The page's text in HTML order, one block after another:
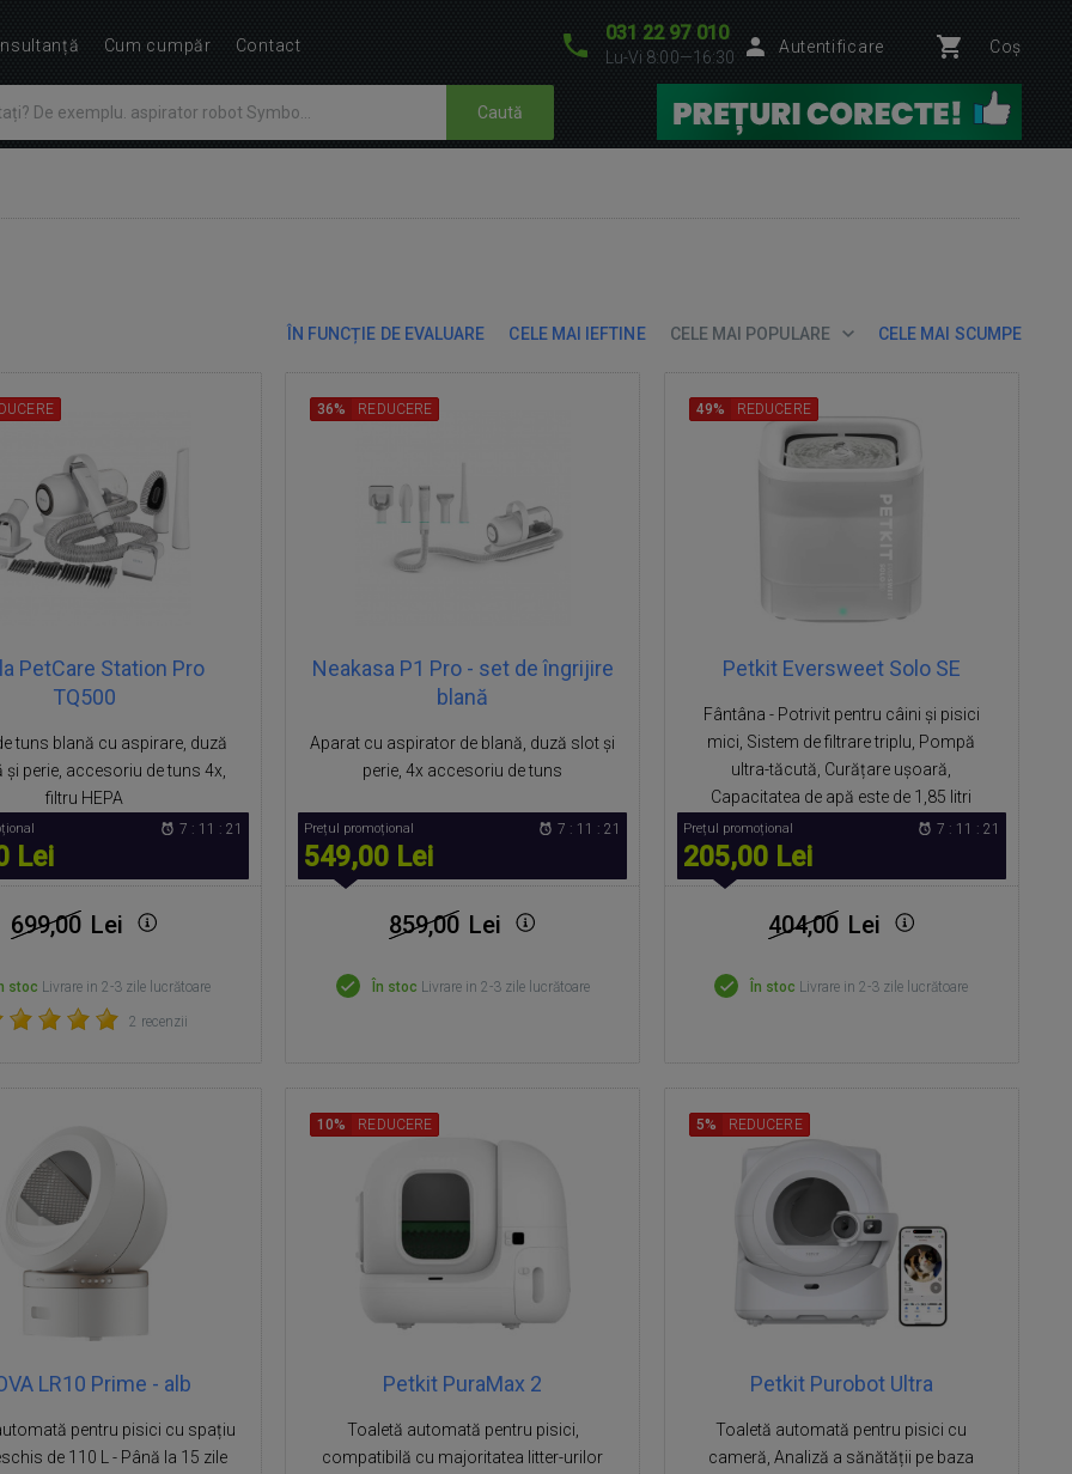
031 22 97 010
Lu-Vi 8:00—16:30
Autentificare Coș
Caută
ÎN FUNCȚIE DE EVALUARE CELE MAI IEFTINE CELE MAI POPULARE CELE MAI SCUMPE
PetCare Station Pro
TQ500
tuns blană cu aspirare, duză
și perie, accesoriu de tuns 4x,
filtru HEPA
Lei
7 : 11 : 20
699,00 Lei
stoc Livrare in 2-3 zile lucrătoare
2 recenzii
Neakasa P1 Pro - set de îngrijire
blană
Aparat cu aspirator de blană, duză slot și
perie, 4x accesoriu de tuns
36% REDUCERE
Prețul promoțional
549,00 Lei
7 : 11 : 20
859,00 Lei
În stoc Livrare in 2-3 zile lucrătoare
Petkit Eversweet Solo SE
Fântâna - Potrivit pentru câini și pisici
mici, Sistem de filtrare triplu, Pompă
ultra-tăcută, Curățare ușoară,
Capacitatea de apă este de 1,85 litri
49% REDUCERE
Prețul promoțional
205,00 Lei
7 : 11 : 20
404,00 Lei
În stoc Livrare in 2-3 zile lucrătoare
LR10 Prime - alb
pentru pisici cu spațiu
de 110 L - Până la 15 zile
Petkit PuraMax 2
Toaletă automată pentru pisici,
compatibilă cu majoritatea litter-urilor
10% REDUCERE
Petkit Purobot Ultra
Toaletă automată pentru pisici cu
cameră, Analiză a sănătății pe baza
5% REDUCERE
Cum cumpăr Contact